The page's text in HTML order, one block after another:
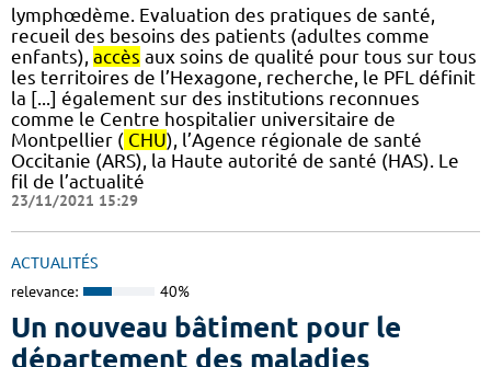
lymphœdème. Evaluation des pratiques de santé,
recueil des besoins des patients (adultes comme
enfants), accès aux soins de qualité pour tous sur tous
les territoires de l’Hexagone, recherche, le PFL définit
la [...] également sur des institutions reconnues
comme le Centre hospitalier universitaire de
Montpellier ( CHU), l’Agence régionale de santé
Occitanie (ARS), la Haute autorité de santé (HAS). Le
fil de l’actualité
23/11/2021 15:29
ACTUALITÉS
relevance: 40%
Un nouveau bâtiment pour le
département des maladies